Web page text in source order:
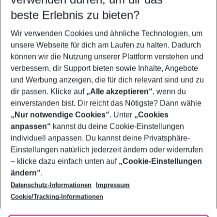
5-8 Nächte
2 Erwachsene Keine Kinder
Mehr Filter anzeigen
Footer
Footer navigation
Über uns
AGB
Bestpreisgarantie
Cookie-Einstellungen ändern
Cookie-Richtlinie
Agenturbetreuung
Barrierefreies Reisen
Folge uns
beste Erlebnis zu bieten?
Wir verwenden Cookies und ähnliche Technologien, um
unsere Webseite für dich am Laufen zu halten. Dadurch
können wir die Nutzung unserer Plattform verstehen und
verbessern, dir Support bieten sowie Inhalte, Angebote
und Werbung anzeigen, die für dich relevant sind und zu
dir passen. Klicke auf „Alle akzeptieren“, wenn du
einverstanden bist. Dir reicht das Nötigste? Dann wähle
„Nur notwendige Cookies“. Unter „Cookies
anpassen“ kannst du deine Cookie-Einstellungen
individuell anpassen. Du kannst deine Privatsphäre-
Einstellungen natürlich jederzeit ändern oder widerrufen
– klicke dazu einfach unten auf „Cookie-Einstellungen
ändern“.
Datenschutz-Informationen
Impressum
Cookie/Tracking-Informationen